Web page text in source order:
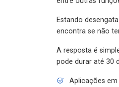
Estando
encontra se não
A resposta é
pode durar até 30
Aplicações